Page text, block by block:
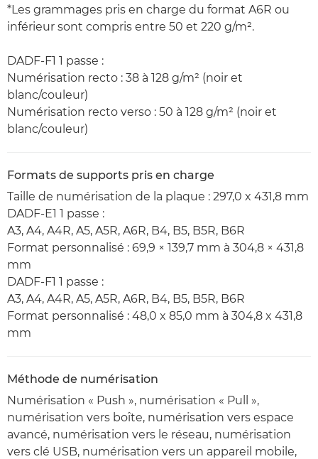
*Les grammages pris en charge du format A6R ou
inférieur sont compris entre 50 et 220 g/m².
DADF-F1 1 passe :
Numérisation recto : 38 à 128 g/m² (noir et
blanc/couleur)
Numérisation recto verso : 50 à 128 g/m² (noir et
blanc/couleur)
Formats de supports pris en charge
Taille de numérisation de la plaque : 297,0 x 431,8 mm
DADF-E1 1 passe :
A3, A4, A4R, A5, A5R, A6R, B4, B5, B5R, B6R
Format personnalisé : 69,9 × 139,7 mm à 304,8 × 431,8
mm
DADF-F1 1 passe :
A3, A4, A4R, A5, A5R, A6R, B4, B5, B5R, B6R
Format personnalisé : 48,0 x 85,0 mm à 304,8 x 431,8
mm
Méthode de numérisation
Numérisation « Push », numérisation « Pull »,
numérisation vers boîte, numérisation vers espace
avancé, numérisation vers le réseau, numérisation
vers clé USB, numérisation vers un appareil mobile,